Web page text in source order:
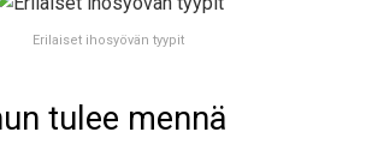
Erilaiset ihosyövän tyypit
tulee mennä